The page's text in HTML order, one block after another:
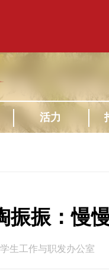
活力
振振：慢
生工作与职发办公室